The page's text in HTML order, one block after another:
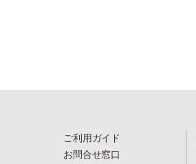
ご利用ガイド
お問合せ窓口